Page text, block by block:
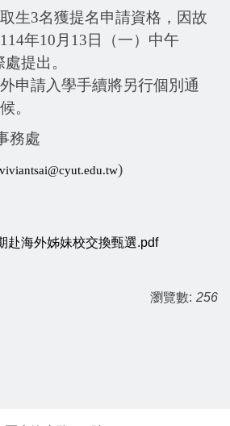
生3名獲提名申請資格，因故
114年10 月 13 日（一）中午
提出。
申請入學手續將另行個別通
。
務處
viviantsai@cyut.edu.tw)
赴海外姊妹校交換甄選.pdf
瀏覽數: 256